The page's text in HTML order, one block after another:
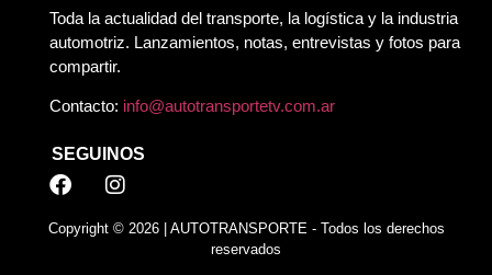
Toda la actualidad del transporte, la logística y la industria
automotriz. Lanzamientos, notas, entrevistas y fotos para
compartir.
Contacto: info@autotransportetv.com.ar
SEGUINOS
Copyright © 2026 | AUTOTRANSPORTE - Todos los derechos
reservados